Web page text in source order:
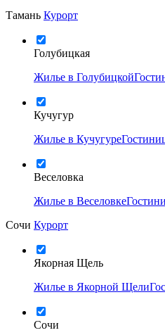
Тамань Курорт
Голубицкая
Жилье в Голубицкой
Кучугур
Жилье в Кучугуре
Веселовка
Жилье в Веселовке
Сочи Курорт
Якорная Щель
Жилье в Якорной Щели
Сочи